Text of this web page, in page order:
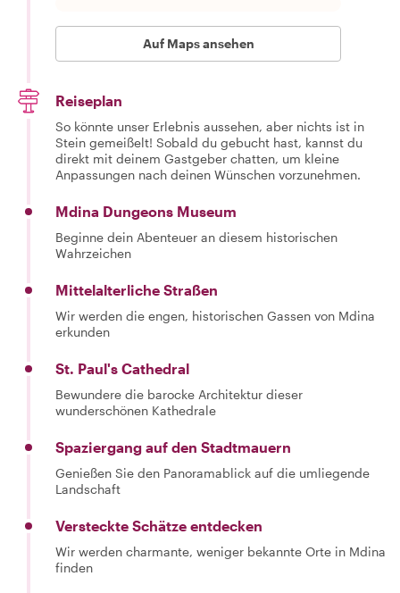
Auf Maps ansehen
Reiseplan
So könnte unser Erlebnis aussehen, aber nichts ist in
Stein gemeißelt! Sobald du gebucht hast, kannst du
direkt mit deinem Gastgeber chatten, um kleine
Anpassungen nach deinen Wünschen vorzunehmen.
Mdina Dungeons Museum
Beginne dein Abenteuer an diesem historischen
Wahrzeichen
Mittelalterliche Straßen
Wir werden die engen, historischen Gassen von Mdina
erkunden
St. Paul's Cathedral
Bewundere die barocke Architektur dieser
wunderschönen Kathedrale
Spaziergang auf den Stadtmauern
Genießen Sie den Panoramablick auf die umliegende
Landschaft
Versteckte Schätze entdecken
Wir werden charmante, weniger bekannte Orte in Mdina
finden